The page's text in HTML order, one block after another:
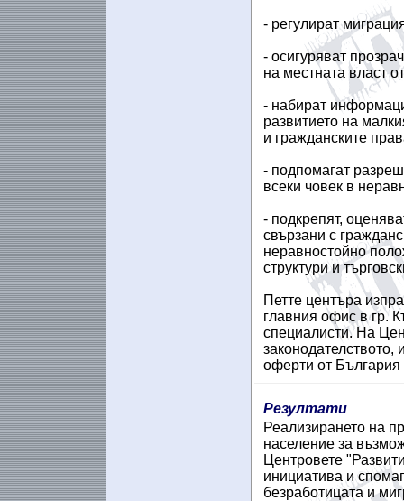
- регулират
- осигуряват
на местната власт
- набират
развитието на
и гражданските
- подпомагат
всеки човек в
- подкрепят,
свързани с
неравностойно
структури и
Петте центъра
главния офис в гр.
специалисти. На
законодателството,
оферти от България
Резултати
Реализирането на
население за
Центровете
инициатива и
безработицата и